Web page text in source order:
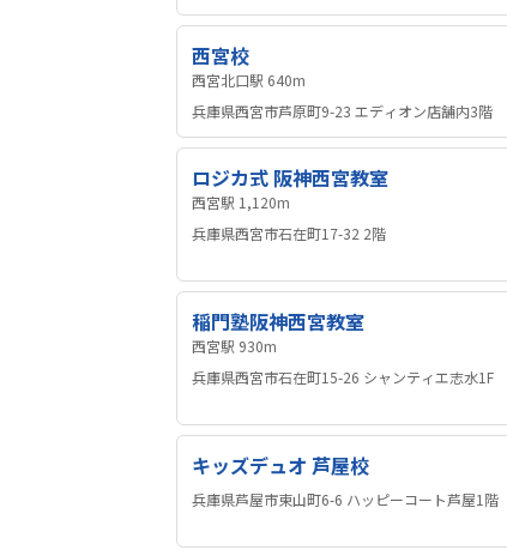
西宮校
西宮北口駅 640m
兵庫県西宮市芦原町9-23 エディオン店舗内3階
ロジカ式 阪神西宮教室
西宮駅 1,120m
兵庫県西宮市石在町17-32 2階
稲門塾阪神西宮教室
西宮駅 930m
兵庫県西宮市石在町15-26 シャンティエ志水1F
キッズデュオ 芦屋校
兵庫県芦屋市東山町6-6 ハッピーコート芦屋1階